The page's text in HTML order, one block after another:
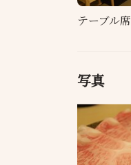
テーブル席
写真